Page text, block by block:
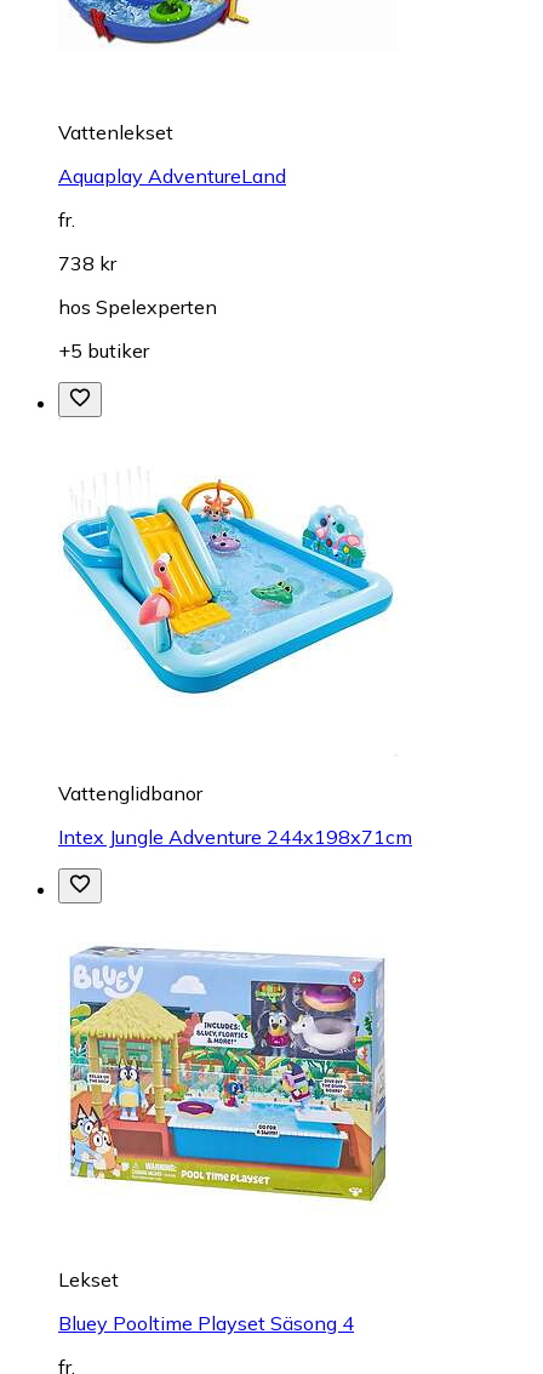
Vattenlekset
Aquaplay AdventureLand
fr.
738 kr
hos Spelexperten
+5 butiker
Vattenglidbanor
Intex Jungle Adventure 244x198x71cm
Lekset
Bluey Pooltime Playset Säsong 4
fr.